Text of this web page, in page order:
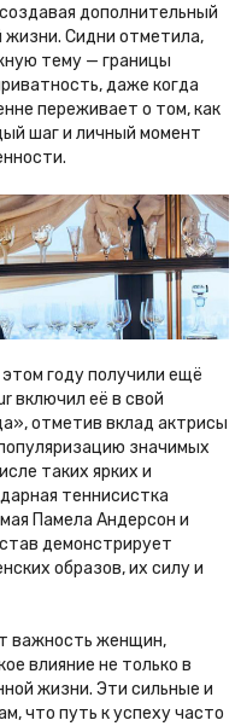
дополнительный
жизни. Сидни отметила,
тему — границы
даже когда
переживает о том, как
шаг и личный момент
году получили ещё
включил её в свой
отметив вклад актрисы
значимых
таких ярких и
теннисистка
Памела Андерсон и
демонстрирует
образов, их силу и
важность женщин,
влияние не только в
жизни. Эти сильные и
что путь к успеху часто